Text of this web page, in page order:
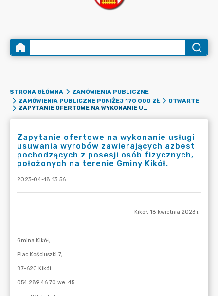
STRONA GŁÓWNA
ZAMÓWIENIA PUBLICZNE
ZAMÓWIENIA PUBLICZNE PONIŻEJ 170 000 ZŁ
OTWARTE
ZAPYTANIE OFERTOWE NA WYKONANIE USŁUGI USUWANIA WYROBÓW ZAWIERAJĄCYCH AZBEST POCHODZĄCYCH Z POSESJI OSÓB FIZYCZNYCH, POŁOŻONYCH NA TERENIE GMINY KIKÓŁ.
Zapytanie ofertowe na wykonanie usługi
usuwania wyrobów zawierających azbest
pochodzących z posesji osób fizycznych,
położonych na terenie Gminy Kikół.
2023-04-18 13:56